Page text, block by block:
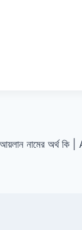
আয়লান নামের অর্থ